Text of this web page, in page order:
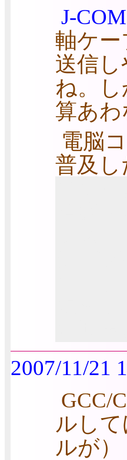
J-
軸ケ
送信
ね。
算あ
電脳
普及
2007/11/21
GCC/
ルし
ルが）